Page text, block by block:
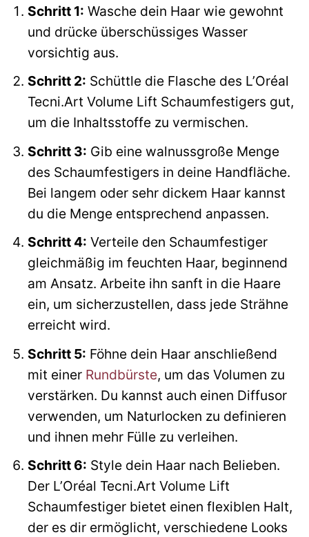
Schritt 1: Wasche dein Haar wie gewohnt
und drücke überschüssiges Wasser
vorsichtig aus.
Schritt 2: Schüttle die Flasche des L’Oréal
Tecni.Art Volume Lift Schaumfestigers gut,
um die Inhaltsstoffe zu vermischen.
Schritt 3: Gib eine walnussgroße Menge
des Schaumfestigers in deine Handfläche.
Bei langem oder sehr dickem Haar kannst
du die Menge entsprechend anpassen.
Schritt 4: Verteile den Schaumfestiger
gleichmäßig im feuchten Haar, beginnend
am Ansatz. Arbeite ihn sanft in die Haare
ein, um sicherzustellen, dass jede Strähne
erreicht wird.
Schritt 5: Föhne dein Haar anschließend
mit einer Rundbürste, um das Volumen zu
verstärken. Du kannst auch einen Diffusor
verwenden, um Naturlocken zu definieren
und ihnen mehr Fülle zu verleihen.
Schritt 6: Style dein Haar nach Belieben.
Der L’Oréal Tecni.Art Volume Lift
Schaumfestiger bietet einen flexiblen Halt,
der es dir ermöglicht, verschiedene Looks